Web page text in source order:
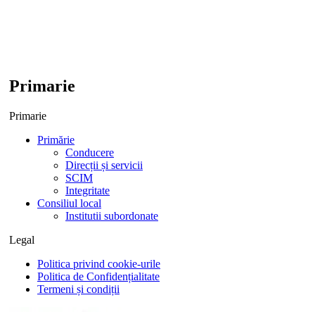
Primarie
Primarie
Primărie
Conducere
Direcții și servicii
SCIM
Integritate
Consiliul local
Institutii subordonate
Legal
Politica privind cookie-urile
Politica de Confidențialitate
Termeni și condiții